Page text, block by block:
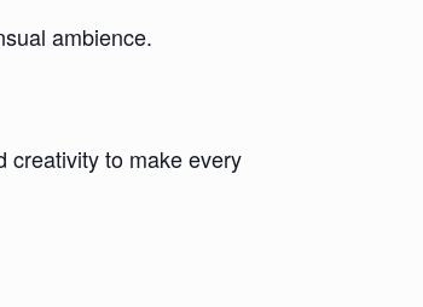
ambience.
creativity to make every